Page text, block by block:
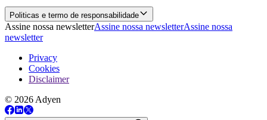
Politicas e termo de responsabilidade
Assine nossa newsletterAssine nossa newsletterAssine nossa
newsletter
Privacy
Cookies
Disclaimer
© 2026 Adyen